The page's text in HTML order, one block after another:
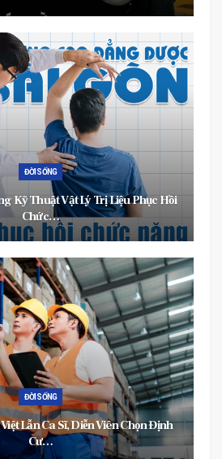
ĐỜI SỐNG
Kỹ Thuật Vật Lý Trị Liệu Phục Hồi
Chức…
ĐỜI SỐNG
Lẫn Ca Sĩ, Diễn Viên Chọn Định
Cư…